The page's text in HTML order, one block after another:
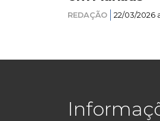
REDAÇÃO 22/03/2026